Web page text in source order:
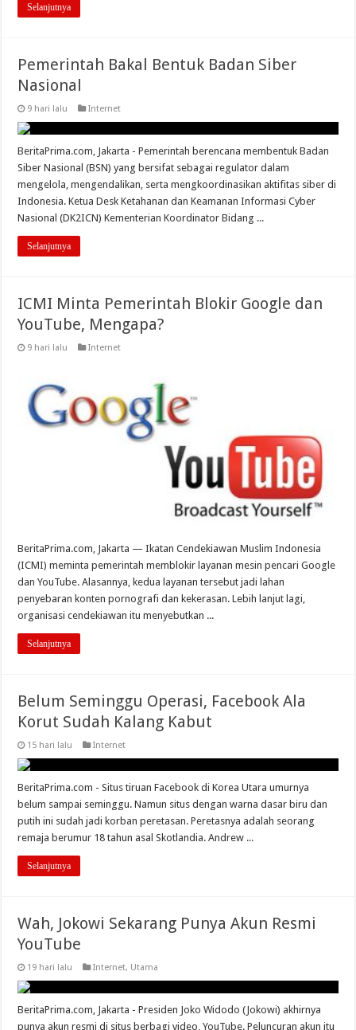
Selanjutnya
Pemerintah Bakal Bentuk Badan Siber
Nasional
9 hari lalu Internet
BeritaPrima.com, Jakarta - Pemerintah berencana membentuk Badan
Siber Nasional (BSN) yang bersifat sebagai regulator dalam
mengelola, mengendalikan, serta mengkoordinasikan aktifitas siber di
Indonesia. Ketua Desk Ketahanan dan Keamanan Informasi Cyber
Nasional (DK2ICN) Kementerian Koordinator Bidang ...
Selanjutnya
ICMI Minta Pemerintah Blokir Google dan
YouTube, Mengapa?
9 hari lalu Internet
BeritaPrima.com, Jakarta — Ikatan Cendekiawan Muslim Indonesia
(ICMI) meminta pemerintah memblokir layanan mesin pencari Google
dan YouTube. Alasannya, kedua layanan tersebut jadi lahan
penyebaran konten pornografi dan kekerasan. Lebih lanjut lagi,
organisasi cendekiawan itu menyebutkan ...
Selanjutnya
Belum Seminggu Operasi, Facebook Ala
Korut Sudah Kalang Kabut
15 hari lalu Internet
BeritaPrima.com - Situs tiruan Facebook di Korea Utara umurnya
belum sampai seminggu. Namun situs dengan warna dasar biru dan
putih ini sudah jadi korban peretasan. Peretasnya adalah seorang
remaja berumur 18 tahun asal Skotlandia. Andrew ...
Selanjutnya
Wah, Jokowi Sekarang Punya Akun Resmi
YouTube
19 hari lalu Internet, Utama
BeritaPrima.com, Jakarta - Presiden Joko Widodo (Jokowi) akhirnya
punya akun resmi di situs berbagi video, YouTube. Peluncuran akun itu